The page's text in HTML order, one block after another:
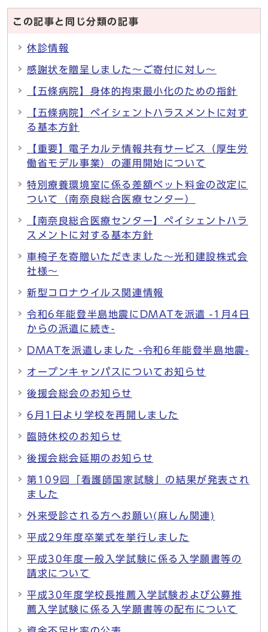
この記事と同じ分類の記事
休診情報
感謝状を贈呈しました～ご寄付に対し～
【五條病院】身体的拘束最小化のための指針
【五條病院】ペイシェントハラスメントに対す
る基本方針
【重要】電子カルテ情報共有サービス（厚生労
働省モデル事業）の運用開始について
特別療養環境室に係る差額ベット料金の改定に
ついて（南奈良総合医療センター）
【南奈良総合医療センター】ペイシェントハラ
スメントに対する基本方針
車椅子を寄贈いただきました～光和建設株式会
社様～
新型コロナウイルス関連情報
令和6年能登半島地震にDMATを派遣 -1月4日
からの派遣に続き-
DMATを派遣しました -令和6年能登半島地震-
オープンキャンパスについてお知らせ
後援会総会のお知らせ
6月1日より学校を再開しました
臨時休校のお知らせ
後援会総会延期のお知らせ
第109回「看護師国家試験」の結果が発表され
ました
外来受診される方へお願い(麻しん関連)
平成29年度卒業式を挙行しました
平成30年度一般入学試験に係る入学願書等の
請求について
平成30年度学校長推薦入学試験および公募推
薦入学試験に係る入学願書等の配布について